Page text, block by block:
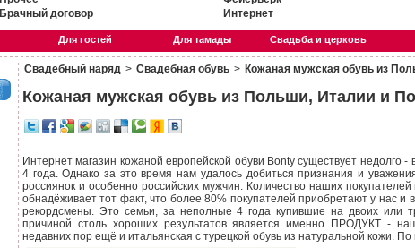
Брачный договор
Интернет
Для гостей Для тамады Свадьба и церковь
Свадебный наряд > Свадебная обувь > Кожаная мужская обувь из
Кожаная мужская обувь из Польши, Италии и
Интернет магазин кожаной европейской обуви Bonty существует недолго
4 года. Однако за это время нам удалось добиться признания и
россиянок и особенно российских мужчин. Количество наших
обнадёживает тот факт, что более 80% покупателей приобретают у нас и
рекордсмены. Это семьи, за неполные 4 года купившие на двоих или
причиной столь хороших результатов является именно ПРОДУКТ -
недавних пор ещё и итальянская с турецкой обувь из натуральной кожи. По